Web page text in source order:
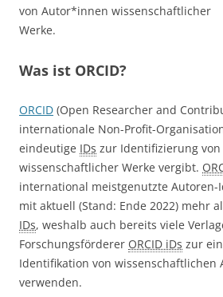
von Autor*innen wissenschaftlicher
Werke.
Was ist ORCID?
ORCID (Open Researcher and
internationale Non-Profit-
eindeutige IDs zur Identifizierung
wissenschaftlicher Werke vergibt.
international meistgenutzte Autoren-
mit aktuell (Stand: Ende 2022) mehr
IDs, weshalb auch bereits viele
Forschungsförderer ORCID iDs zur
Identifikation von wissenschaftlichen
verwenden.